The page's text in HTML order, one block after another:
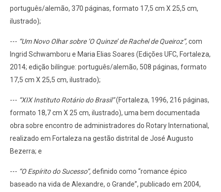
português/alemão, 370 páginas, formato 17,5 cm X 25,5 cm,
ilustrado);
--- “Um Novo Olhar sobre ‘O Quinze’ de Rachel de Queiroz”,com
Ingrid Schwamboru e Maria Elias Soares (Edições UFC, Fortaleza,
2014; edição bilíngue: português/alemão, 508 páginas, formato
17,5 cm X 25,5 cm, ilustrado);
--- “XIX Instituto Rotário do Brasil”(Fortaleza, 1996, 216 páginas,
formato 18,7 cm X 25 cm, ilustrado), uma bem documentada
obra sobre encontro de administradores do Rotary International,
realizado em Fortaleza na gestão distrital de José Augusto
Bezerra; e
--- “O Espírito do Sucesso”,definido como “romance épico
baseado na vida de Alexandre, o Grande”, publicado em 2004,